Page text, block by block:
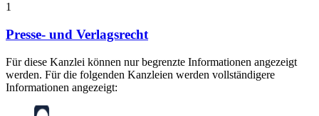
1
Presse- und Verlagsrecht
Für diese Kanzlei können nur begrenzte Informationen angezeigt
werden. Für die folgenden Kanzleien werden vollständigere
Informationen angezeigt: